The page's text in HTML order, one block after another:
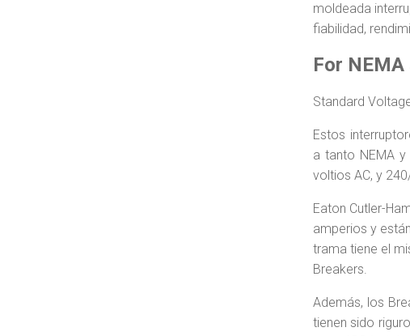
moldeada
fiabilidad,
For NEMA
Standard
Estos
a tanto NEMA
voltios AC, y
Eaton Cutler-
amperios y
trama tiene el
Breakers.
Además, los
tienen sido